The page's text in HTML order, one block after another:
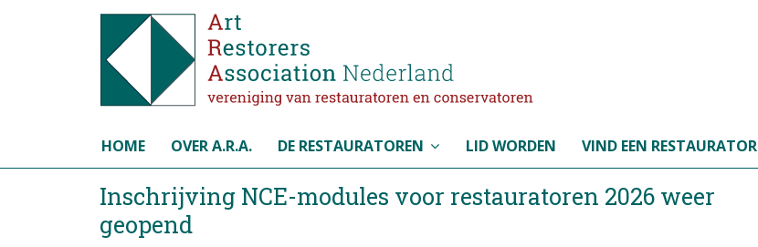
HOME OVER A.R.A. DE RESTAURATOREN LID WORDEN VIND EEN RESTAURATOR
Selecteer de taal
Inschrijving NCE-modules voor restauratoren 2026 weer
geopend